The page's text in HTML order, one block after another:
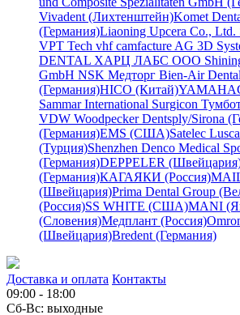
Vivadent (Лихтенштейн)Komet
(Германия)Liaoning Upcera Co., Ltd.
VPT Tech vhf camfacture AG 3D
DENTAL ХАРЦ ЛАБС ООО
GmbH NSK Медторг Bien-Air Dental
(Германия)HICO (Китай)
Sammar International Surgicon
VDW WoodpeckerDentsply/Sirona
(Германия)EMS (США)Satelec
(Турция)Shenzhen Denco Medical
(Германия)DEPPELER
(Германия)КАГАЯКИ (Россия)
(Швейцария)Prima Dental Group
(Россия)SS WHITE (США)MANI
(Словения)Медплант (Россия)
(Швейцария)Bredent (Германия)
Доставка и оплата Контакты
09:00 - 18:00
Сб-Вс: выходные